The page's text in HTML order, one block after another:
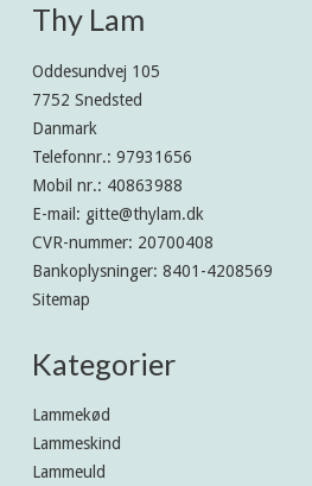
Thy Lam
Oddesundvej 105
7752 Snedsted
Danmark
Telefonnr.: 97931656
Mobil nr.: 40863988
E-mail : gitte@thylam.dk
CVR-nummer: 20700408
Bankoplysninger: 8401-4208569
Sitemap
Kategorier
Lammekød
Lammeskind
Lammeuld